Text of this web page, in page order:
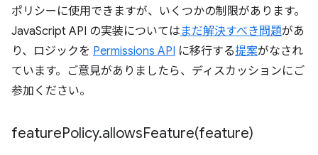
ポリシーに使用できますが、いくつかの制限があります。
JavaScript API の実装については まだ解決すべき問題があ
り、ロジックを Permissions API に移行する提案がなされ
ています。ご意見がありましたら、ディスカッションにご
参加ください。
featurePolicy.allowsFeature(feature)